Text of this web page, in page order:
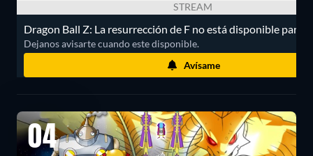
STREAM
Dragon Ball Z: La resurrección de F no está disponible para
Dejanos avisarte cuando este disponible.
Avísame
04